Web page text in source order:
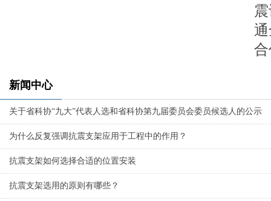
新闻中心
关于省科协“九大”代表人选和省科协第九届委员会委员候选人的公示
为什么反复强调抗震支架应用于工程中的作用？
抗震支架如何选择合适的位置安装
抗震支架选用的原则有哪些？